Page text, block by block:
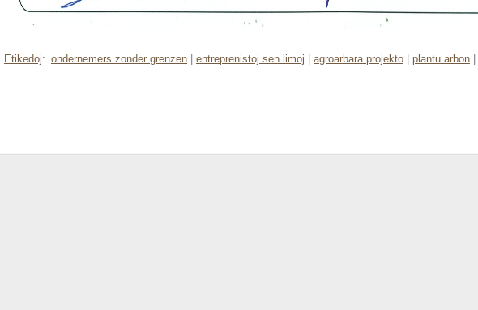
Etikedoj: ondernemers zonder grenzen entreprenistoj sen limoj agroarbara projekto plantu arbon